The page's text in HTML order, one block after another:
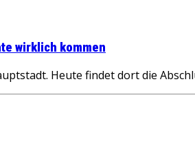
wirklich kommen
Heute findet dort die